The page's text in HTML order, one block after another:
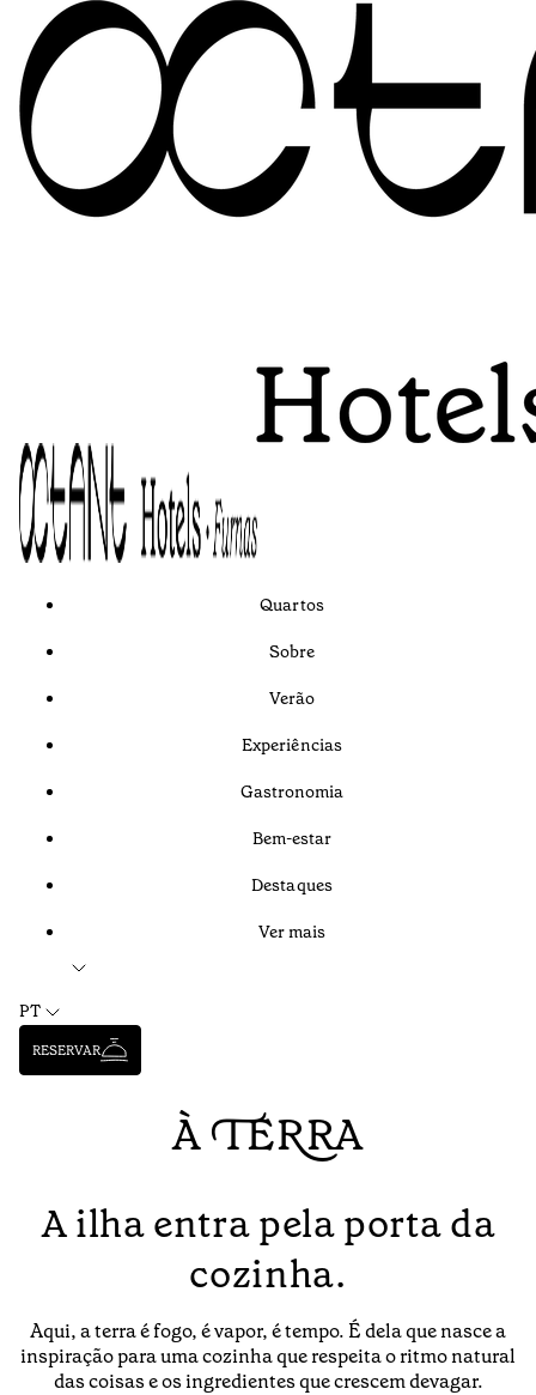
Quartos
Sobre
Verão
Experiências
Gastronomia
Bem-estar
Destaques
Ver mais
PT
RESERVAR
À TERRA
A ilha entra pela porta da
cozinha.
Aqui, a terra é fogo, é vapor, é tempo. É dela que nasce a
inspiração para uma cozinha que respeita o ritmo natural
das coisas e os ingredientes que crescem devagar.